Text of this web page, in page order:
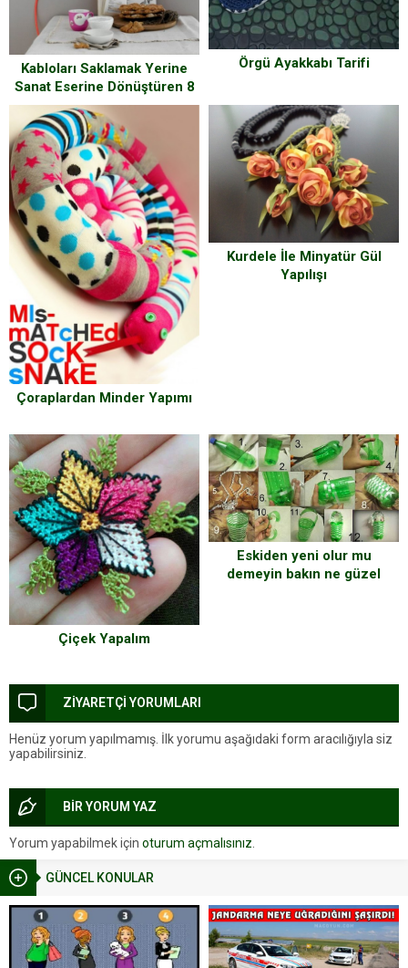
GÜNCEL KONULAR
Kabloları Saklamak Yerine
Sanat Eserine Dönüştüren 8
Kendin Yap Projesi
Örgü Ayakkabı Tarifi
Çoraplardan Minder Yapımı
Kurdele İle Minyatür Gül
Yapılışı
Çiçek Yapalım
Eskiden yeni olur mu
demeyin bakın ne güzel
ZİYARETÇİ YORUMLARI
Henüz yorum yapılmamış. İlk yorumu aşağıdaki form aracılığıyla siz
yapabilirsiniz.
BİR YORUM YAZ
Yorum yapabilmek için oturum açmalısınız